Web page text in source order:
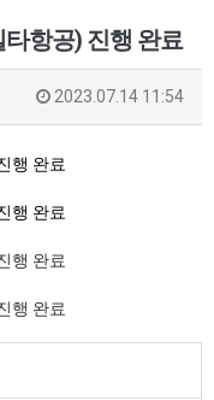
항공) 진행 완료
2023.07.14 11:54